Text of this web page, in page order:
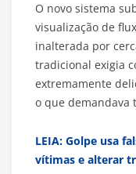
O novo sistema
visualização de
inalterada por
tradicional exigia
extremamente
o que demandava
LEIA: Golpe usa
vítimas e alterar